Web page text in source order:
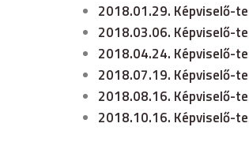
2018.01.29. Képviselő-
2018.03.06. Képviselő-
2018.04.24. Képviselő-
2018.07.19. Képviselő-
2018.08.16. Képviselő-
2018.10.16. Képviselő-